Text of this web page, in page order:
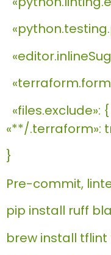
«files.exclude»:
«**/.terraform»:
}
Pre-commit,
pip install ruff
brew install